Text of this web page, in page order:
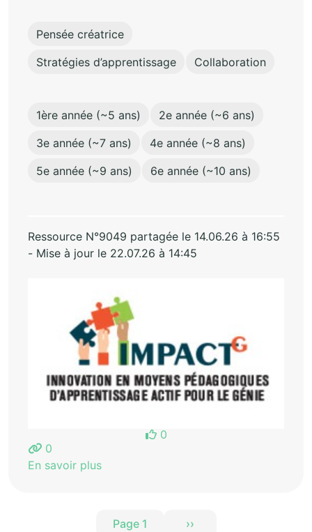
Pensée créatrice
Stratégies d’apprentissage
Collaboration
1ère année (~5 ans)
2e année (~6 ans)
3e année (~7 ans)
4e année (~8 ans)
5e année (~9 ans)
6e année (~10 ans)
Ressource N°9049 partagée le 14.06.26 à 16:55
- Mise à jour le 22.07.26 à 14:45
0
0
En savoir plus
Page 1 ››